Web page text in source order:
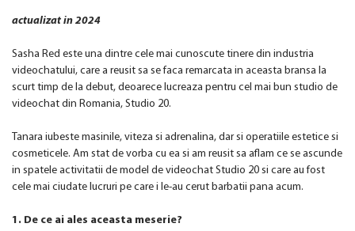
actualizat in 2024
Sasha Red este una dintre cele mai cunoscute tinere din industria
videochatului, care a reusit sa se faca remarcata in aceasta bransa la
scurt timp de la debut, deoarece lucreaza pentru cel mai bun studio de
videochat din Romania, Studio 20.
Tanara iubeste masinile, viteza si adrenalina, dar si operatiile estetice si
cosmeticele. Am stat de vorba cu ea si am reusit sa aflam ce se ascunde
in spatele activitatii de model de videochat Studio 20 si care au fost
cele mai ciudate lucruri pe care i le-au cerut barbatii pana acum.
1. De ce ai ales aceasta meserie?